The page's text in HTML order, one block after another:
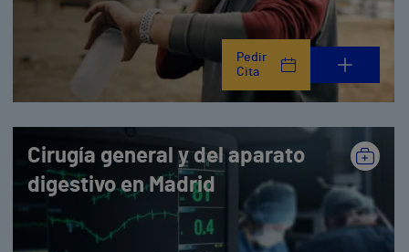
Pedir
Cita
Cirugía general y del aparato
digestivo en Madrid